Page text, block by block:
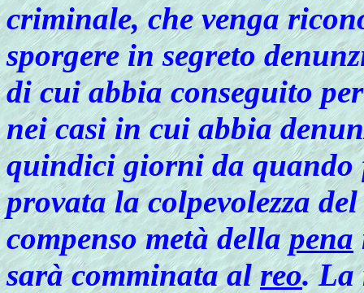
criminale, che venga
sporgere in segreto
di cui abbia conseguito
nei casi in cui abbia
quindici giorni da quando
provata la colpevolezza
compenso metà dellapena
sarà comminata alreo. La